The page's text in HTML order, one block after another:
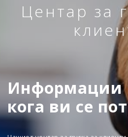
Центар за
Информации
кога ви се